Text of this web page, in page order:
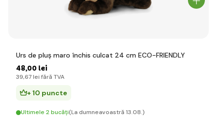
Urs de pluș maro închis culcat 24 cm ECO-FRIENDLY
48,00 lei
39,67 lei fără TVA
+ 10 puncte
Ultimele 2 bucăți(La dumneavoastră 13.08.)